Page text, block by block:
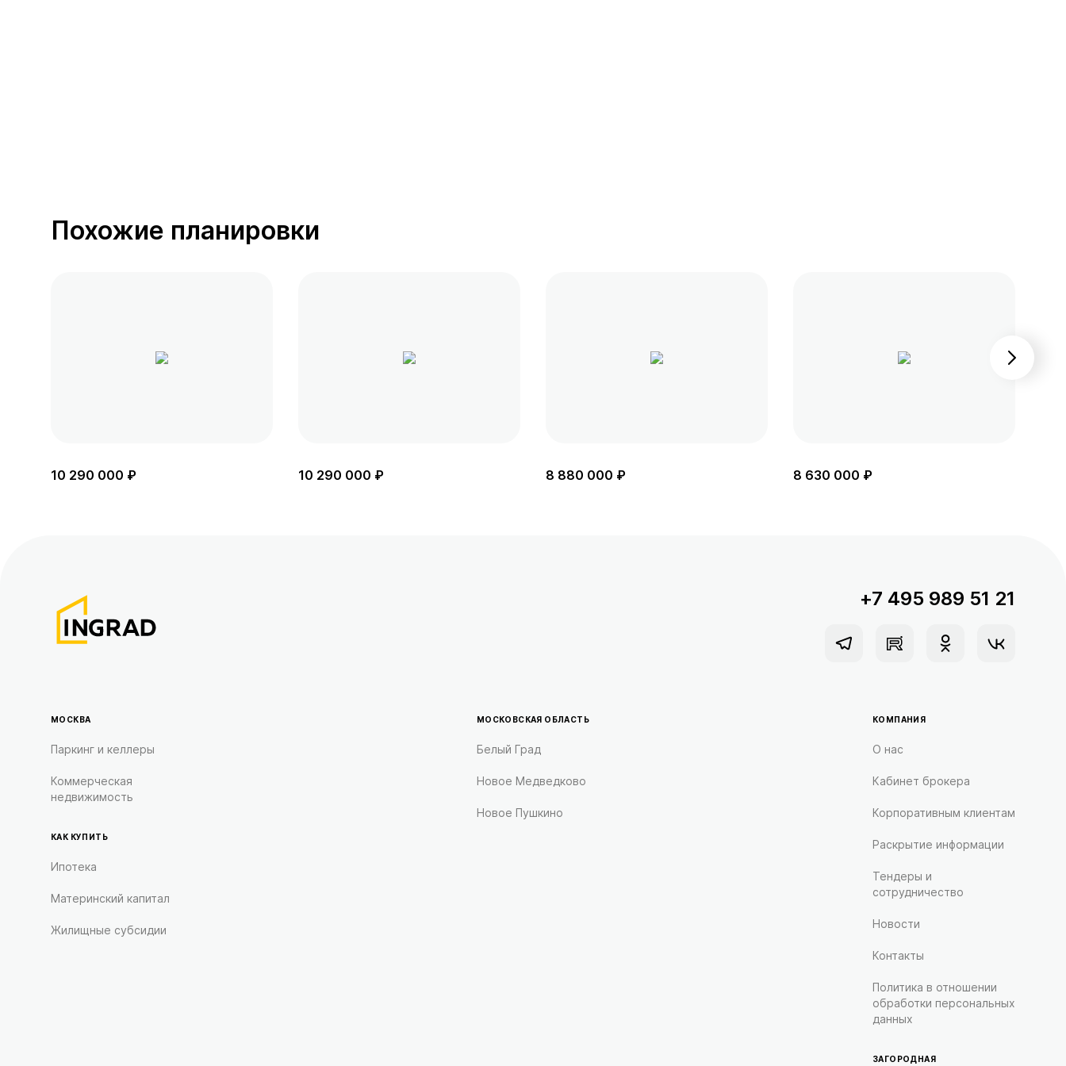
Похожие планировки
10 290 000 ₽ 10 290 000 ₽ 8 880 000 ₽ 8 630 000 ₽
+7 495 989 51 21
МОСКВА
Паркинг и келлеры
Коммерческая
недвижимость
КАК КУПИТЬ
Ипотека
Материнский капитал
Жилищные субсидии
МОСКОВСКАЯ ОБЛАСТЬ
Белый Град
Новое Медведково
Новое Пушкино
КОМПАНИЯ
О нас
Кабинет брокера
Корпоративным клиентам
Раскрытие информации
Тендеры и
сотрудничество
Новости
Контакты
Политика в отношении
обработки персональных
данных
ЗАГОРОДНАЯ